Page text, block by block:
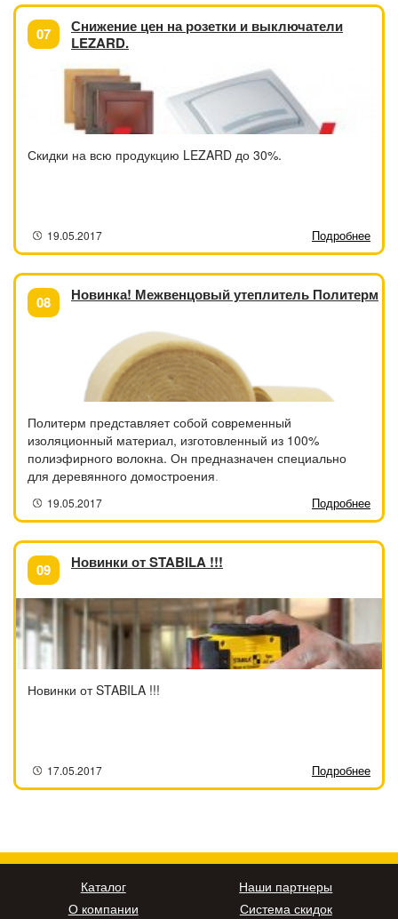
07
Снижение цен на розетки и выключатели
LEZARD.
Скидки на всю продукцию LEZARD до 30%.
19.05.2017 Подробнее
08 Новинка! Межвенцовый утеплитель Политерм
Политерм представляет собой современный
изоляционный материал, изготовленный из 100%
полиэфирного волокна. Он предназначен специально
для деревянного домостроения.
19.05.2017 Подробнее
09 Новинки от STABILA !!!
Новинки от STABILA !!!
17.05.2017 Подробнее
Каталог
О компании
Наши партнеры
Система скидок